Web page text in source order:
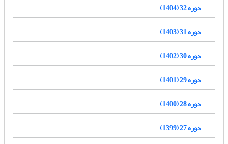
دوره 32 (1404)
دوره 31 (1403)
دوره 30 (1402)
دوره 29 (1401)
دوره 28 (1400)
دوره 27 (1399)